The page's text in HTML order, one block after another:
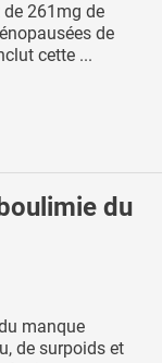
de 261mg de
de
cette ...
du
manque
de surpoids et